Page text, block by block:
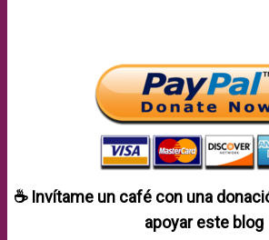
☕ Invítame un café con una
apoyar este blog